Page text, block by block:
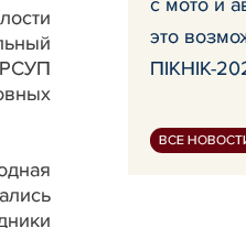
это
ПІКНІК-
ВСЕ